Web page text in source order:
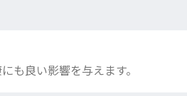
も良い影響を与えます。